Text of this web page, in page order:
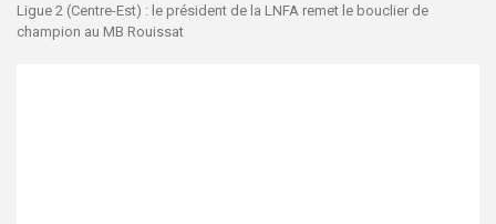
Ligue 2 (Centre-Est) : le président de la LNFA remet le bouclier de
champion au MB Rouissat